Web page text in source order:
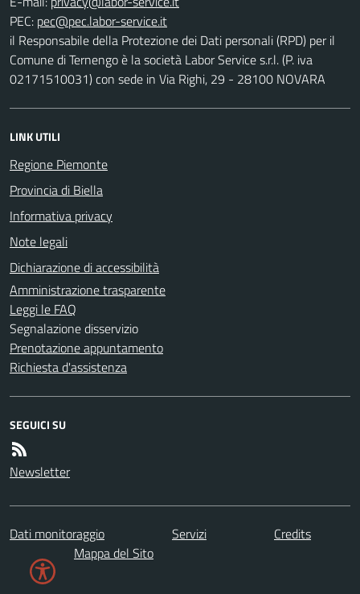
PEC:
il Responsabile della Protezione dei Dati personali (RPD) per il
Comune di Ternengo è la società Labor Service s.r.l. (P. iva
02171510031) con sede in Via Righi, 29 - 28100 NOVARA
LINK UTILI
Regione Piemonte
Provincia di Biella
Informativa privacy
Note legali
Dichiarazione di accessibilità
Amministrazione trasparente
Leggi le FAQ
Segnalazione disservizio
Prenotazione appuntamento
Richiesta d'assistenza
SEGUICI SU
Newsletter
Dati monitoraggio Servizi
Credits
Mappa del Sito